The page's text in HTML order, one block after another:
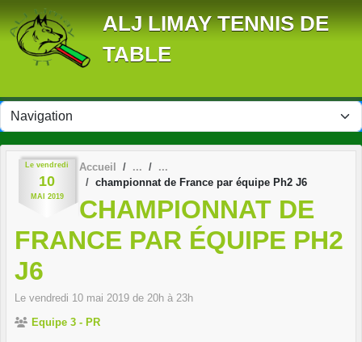
ALJ LIMAY TENNIS DE
TABLE
Le vendredi
10
MAI 2019
Accueil
championnat de France par équipe Ph2 J6
CHAMPIONNAT DE
FRANCE PAR ÉQUIPE PH2
J6
Le vendredi 10 mai 2019 de 20h à 23h
Equipe 3 - PR
Panneau de gestion des cookies